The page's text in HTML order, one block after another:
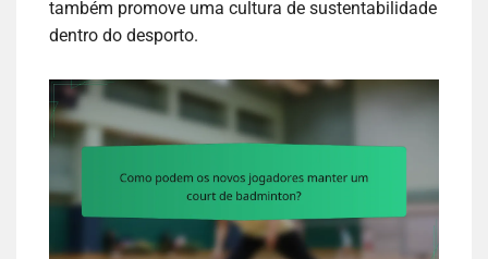
também promove uma cultura de sustentabilidade
dentro do desporto.